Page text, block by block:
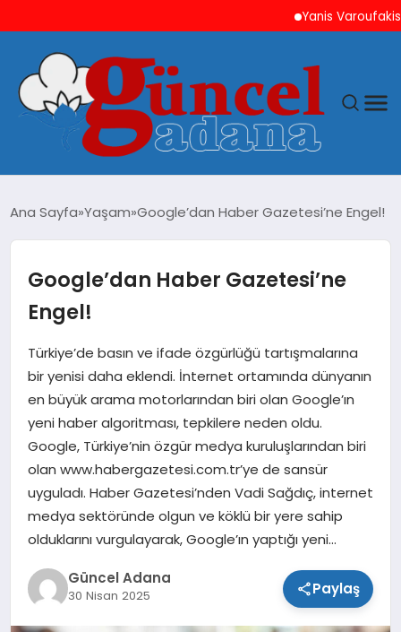
Yanis Varoufakis’ten
GÜNCEL
YAŞAM
SAĞLIK
SPOR
TEKNOLOJI
Ana Sayfa Yaşam Google’dan Haber Gazetesi’ne Engel!
Google’dan Haber Gazetesi’ne
Engel!
Türkiye’de basın ve ifade özgürlüğü tartışmalarına
bir yenisi daha eklendi. İnternet ortamında dünyanın
en büyük arama motorlarından biri olan Google’ın
yeni haber algoritması, tepkilere neden oldu.
Google, Türkiye’nin özgür medya kuruluşlarından biri
olan www.habergazetesi.com.tr’ye de sansür
uyguladı. Haber Gazetesi’nden Vadi Sağdıç, internet
medya sektöründe olgun ve köklü bir yere sahip
olduklarını vurgulayarak, Google’ın yaptığı yeni…
Güncel Adana
30 Nisan 2025 Paylaş